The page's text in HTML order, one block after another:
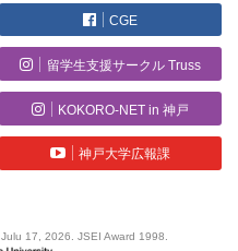
CGE
留学生支援サークル Truss
KOKORO-NET in 神戸
神戸大学広報課
17, 2026. JSEI Award 1998.